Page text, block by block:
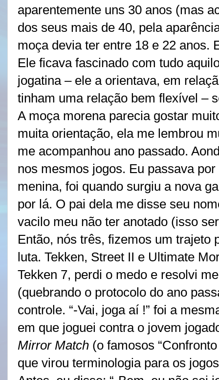
aparentemente uns 30 anos (mas
dos seus mais de 40, pela
moça devia ter entre 18 e 22 anos.
Ele ficava fascinado com tudo
jogatina – ele a orientava, em
tinham uma relação bem flexível –
A moça morena parecia gostar
muita orientação, ela me lembrou
me acompanhou ano passado.
nos mesmos jogos. Eu passava
menina, foi quando surgiu a nova
por lá. O pai dela me disse seu
vacilo meu não ter anotado (isso
Então, nós três, fizemos um trajeto
luta. Tekken, Street II e Ultimate
Tekken 7, perdi o medo e resolvi
(quebrando o protocolo do ano
controle. “-Vai, joga aí !” foi a
em que joguei contra o jovem
Mirror Match (o famosos
que virou terminologia para os